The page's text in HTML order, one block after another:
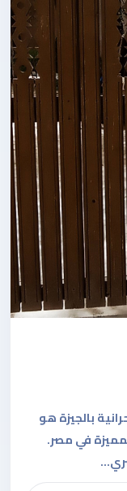
بالجيزة هو
في مصر.